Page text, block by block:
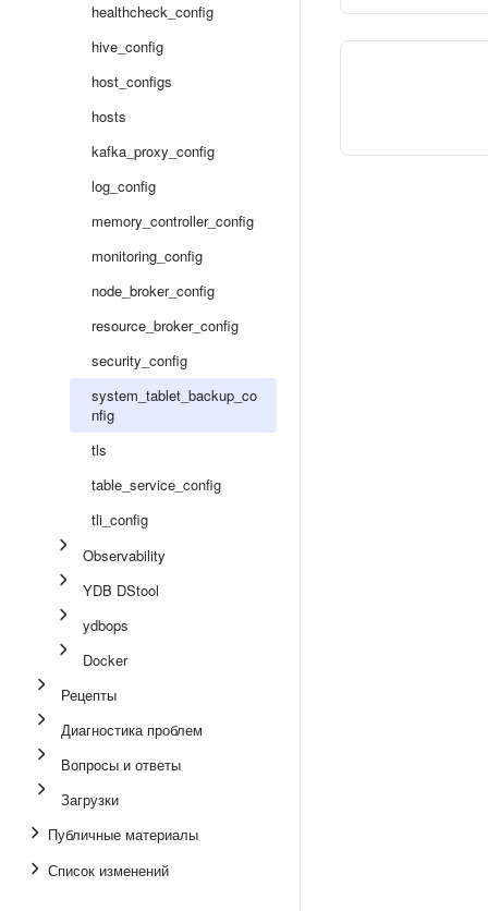
healthcheck_config
hive_config
host_configs
hosts
kafka_proxy_config
log_config
memory_controller_config
monitoring_config
node_broker_config
resource_broker_config
security_config
system_tablet_backup_co
nfig
tls
table_service_config
tli_config
Observability
YDB DStool
ydbops
Docker
Рецепты
Диагностика проблем
Вопросы и ответы
Загрузки
Публичные материалы
Список изменений